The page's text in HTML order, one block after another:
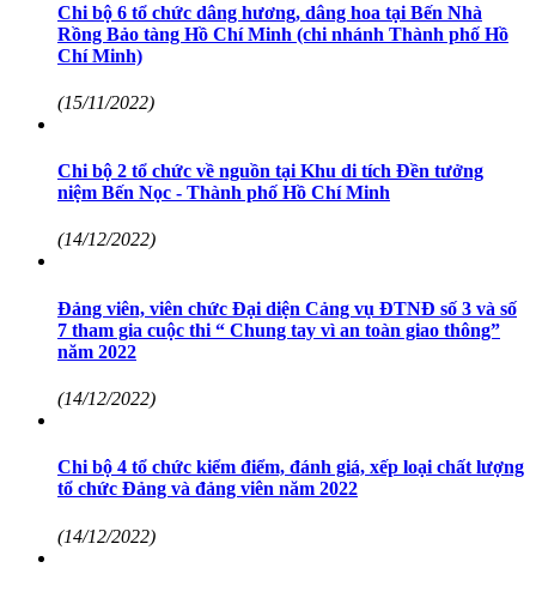
Chi bộ 6 tổ chức dâng hương, dâng hoa tại Bến Nhà
Rồng Bảo tàng Hồ Chí Minh (chi nhánh Thành phố Hồ
Chí Minh)
(15/11/2022)
Chi bộ 2 tổ chức về nguồn tại Khu di tích Đền tưởng
niệm Bến Nọc - Thành phố Hồ Chí Minh
(14/12/2022)
Đảng viên, viên chức Đại diện Cảng vụ ĐTNĐ số 3 và số
7 tham gia cuộc thi “ Chung tay vì an toàn giao thông”
năm 2022
(14/12/2022)
Chi bộ 4 tổ chức kiểm điểm, đánh giá, xếp loại chất lượng
tổ chức Đảng và đảng viên năm 2022
(14/12/2022)